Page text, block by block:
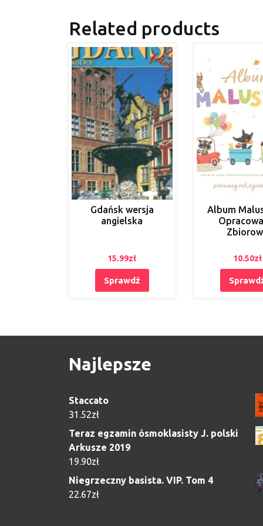
Related products
Gdańsk wersja
angielska
15.99zł
Sprawdź
Album
10.50zł
Najlepsze
Staccato
31.52zł
Teraz egzamin ósmoklasisty J. polski
Arkusze 2019
19.90zł
Niegrzeczny basista. VIP. Tom 4
22.67zł